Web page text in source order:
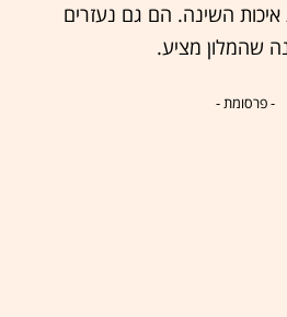
השינה. הם גם נעזרים
שהמלון מציע.
- פרסומת -